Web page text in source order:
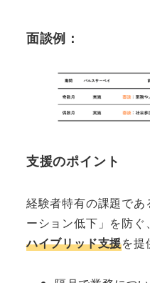
面談例：
支援のポイント
経験者特有の課題で
ーション低下」を防ぐ、
ハイブリッド支援を提